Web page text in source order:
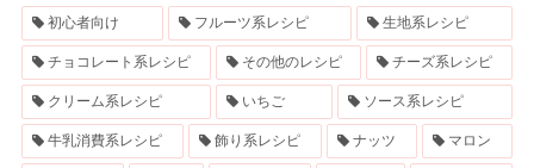
初心者向け フルーツ系レシピ 生地系レシピ
チョコレート系レシピ その他のレシピ チーズ系レシピ
クリーム系レシピ いちご ソース系レシピ
牛乳消費系レシピ 飾り系レシピ ナッツ マロン